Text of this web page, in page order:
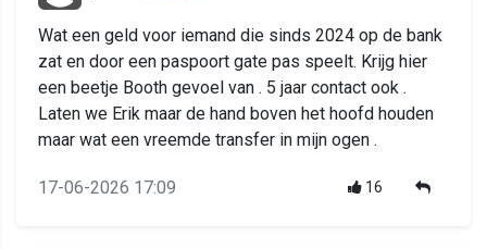
Wat een geld voor iemand die sinds 2024 op de bank
zat en door een paspoort gate pas speelt. Krijg hier
een beetje Booth gevoel van . 5 jaar contact ook .
Laten we Erik maar de hand boven het hoofd houden
maar wat een vreemde transfer in mijn ogen .
17-06-2026 17:09 16